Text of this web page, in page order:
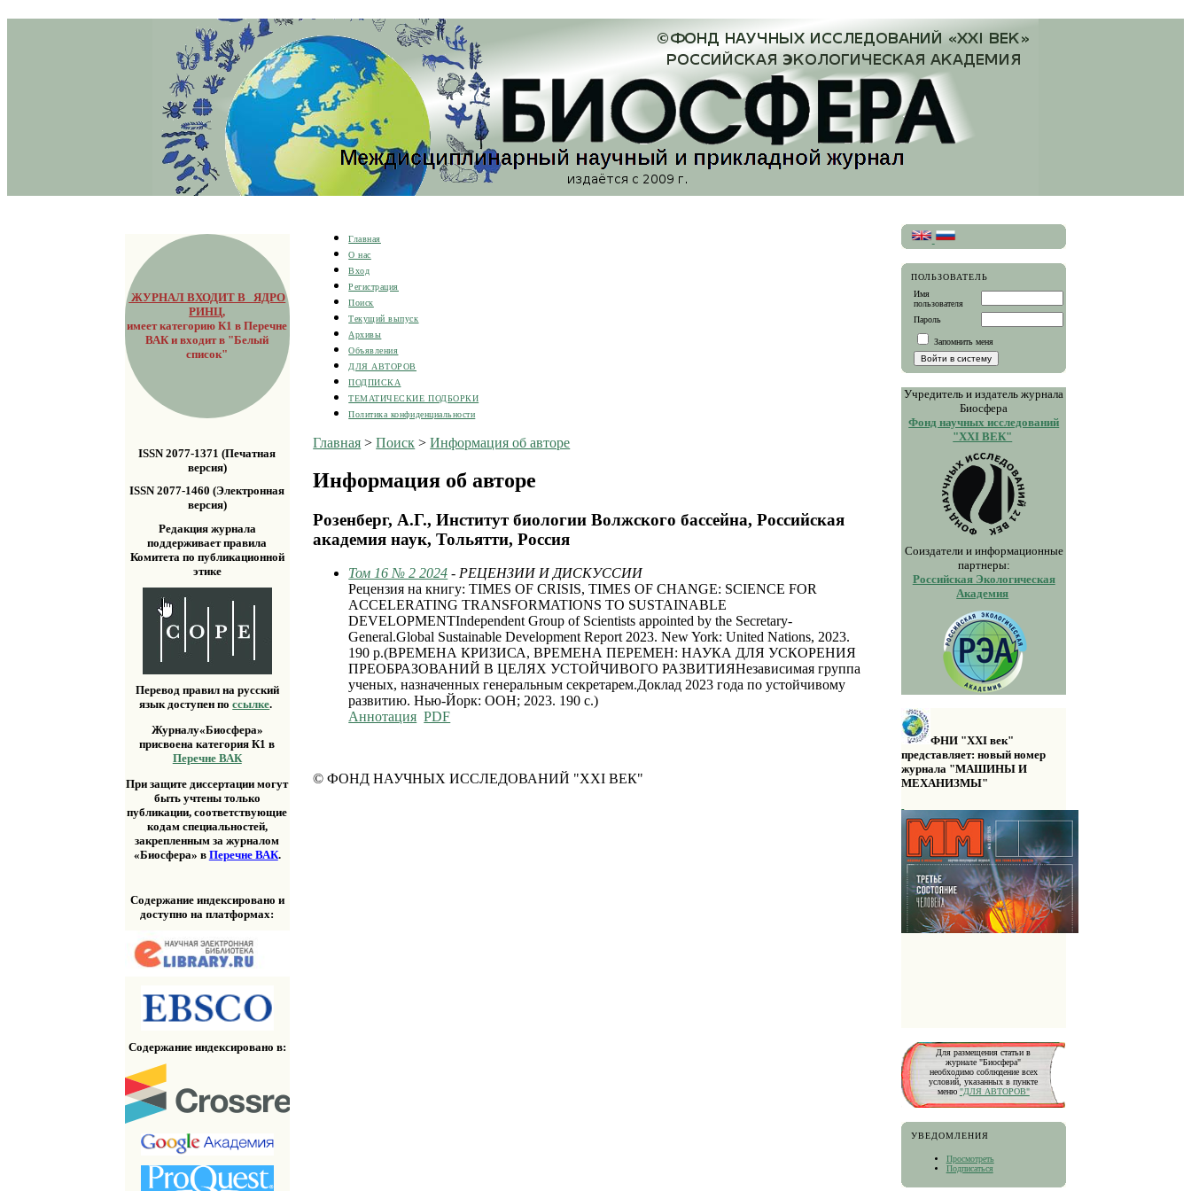
ЖУРНАЛ ВХОДИТ В ЯДРО
РИНЦ,
имеет категорию К1 в Перечне
ВАК и входит в "Белый
список"
ISSN 2077-1371 (Печатная
версия)
ISSN 2077-1460 (Электронная
версия)
Редакция журнала
поддерживает правила
Комитета по публикационной
этике
Перевод правил на русский
язык доступен поссылке.
Журналу«Биосфера»
присвоена категория К1 в
Перечне ВАК
При защите диссертации могут
быть учтены только
публикации, соответствующие
кодам специальностей,
закрепленным за журналом
«Биосфера» в Перечне ВАК.
Содержание индексировано и
доступно на платформах:
Содержание индексировано в:
ПОЛЬЗОВАТЕЛЬ
Имя
пользователя
Пароль
Запомнить меня
Учредитель и издатель журнала
Биосфера
Фонд научных исследований
"XXI ВЕК"
Соиздатели и информационные
партнеры:
Российская Экологическая
Академия
ФНИ "XXI век"
представляет: новый номер
журнала "МАШИНЫ И
МЕХАНИЗМЫ"
Для размещения статьи в
журнале "Биосфера"
необходимо соблюдение всех
условий, указанных в пункте
меню "ДЛЯ АВТОРОВ"
УВЕДОМЛЕНИЯ
Просмотреть
Подписаться
Главная
О нас
Вход
Регистрация
Поиск
Текущий выпуск
Архивы
Объявления
ДЛЯ АВТОРОВ
ПОДПИСКА
ТЕМАТИЧЕСКИЕ ПОДБОРКИ
Политика конфиденциальности
Главная >Поиск >Информация об авторе
Информация об авторе
Розенберг, А.Г., Институт биологии Волжского бассейна, Российская
академия наук, Тольятти, Россия
Том 16 № 2 2024 - РЕЦЕНЗИИ И ДИСКУССИИ
Рецензия на книгу: TIMES OF CRISIS, TIMES OF CHANGE: SCIENCE FOR
ACCELERATING TRANSFORMATIONS TO SUSTAINABLE
DEVELOPMENTIndependent Group of Scientists appointed by the Secretary-
General.Global Sustainable Development Report 2023. New York: United Nations, 2023.
190 p.(ВРЕМЕНА КРИЗИСА, ВРЕМЕНА ПЕРЕМЕН: НАУКА ДЛЯ УСКОРЕНИЯ
ПРЕОБРАЗОВАНИЙ В ЦЕЛЯХ УСТОЙЧИВОГО РАЗВИТИЯНезависимая группа
ученых, назначенных генеральным секретарем.Доклад 2023 года по устойчивому
развитию. Нью-Йорк: ООН; 2023. 190 с.)
Аннотация PDF
© ФОНД НАУЧНЫХ ИССЛЕДОВАНИЙ "XXI ВЕК"